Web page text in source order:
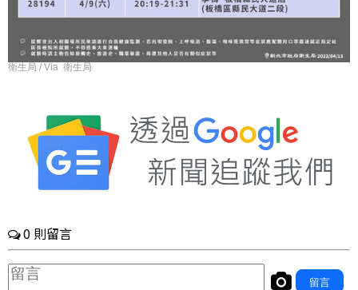
衛生局 / Via 衛生局